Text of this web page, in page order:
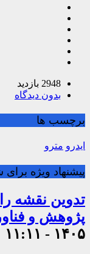
2948 بازدید
بدون دیدگاه
برچسب ها
ایدرو مترو
پیشنهاد ویژه برای
تدوین نقشه
پژوهش و
۱۴۰۵ - ۱۱:۱۱